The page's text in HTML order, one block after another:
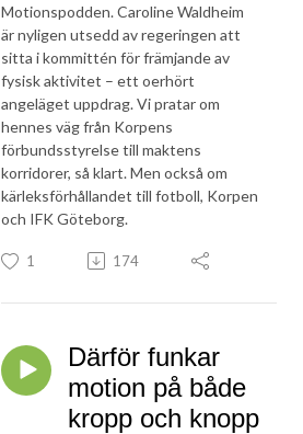
Motionspodden. Caroline Waldheim
är nyligen utsedd av regeringen att
sitta i kommittén för främjande av
fysisk aktivitet – ett oerhört
angeläget uppdrag. Vi pratar om
hennes väg från Korpens
förbundsstyrelse till maktens
korridorer, så klart. Men också om
kärleksförhållandet till fotboll, Korpen
och IFK Göteborg.
1 174
Därför funkar
motion på både
kropp och knopp